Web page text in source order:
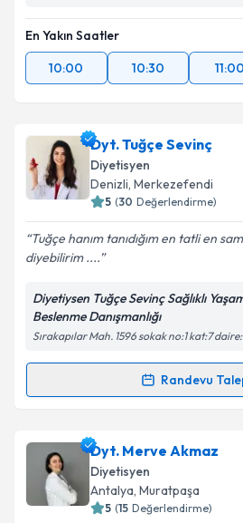
En Yakın Saatler
10:00
10:30 11:00
Dyt. Tuğçe Sevinç
Diyetisyen
Denizli, Merkezefendi
5 (30 Değerlendirme)
Tuğçe hanım tanıdığım en tatli en
diyebilirim ....
Diyetiysen Tuğçe Sevinç Sağlıklı
Beslenme Danışmanlığı
Sırakapılar Mah. 1596 sokak no:1 kat:7
Randevu
Randevu Takvimi Talebi
Dyt. Tuğçe Sevinçiçin randevu
oluşturun. Size bu uzmandan
takvim hazırlandığında e-posta
Dyt. Merve Akmaz
Diyetisyen
Antalya, Muratpaşa
5 (15 Değerlendirme)